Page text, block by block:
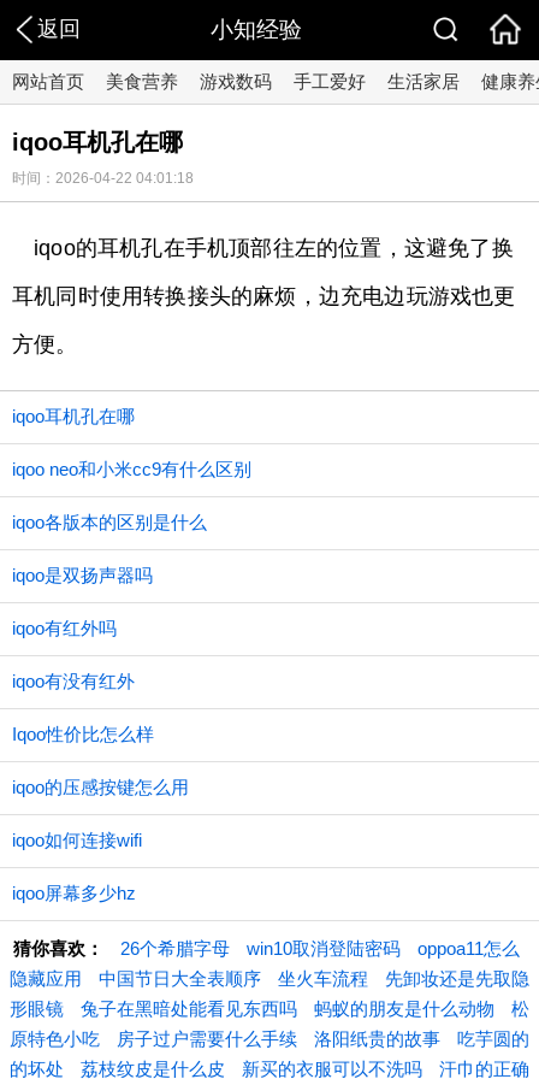
返回 小知经验
网站首页 美食营养 游戏数码 手工爱好 生活家居 健康养
iqoo耳机孔在哪
时间：2026-04-22 04:01:18
iqoo的耳机孔在手机顶部往左的位置，这避免了换
耳机同时使用转换接头的麻烦，边充电边玩游戏也更
方便。
iqoo耳机孔在哪
iqoo neo和小米cc9有什么区别
iqoo各版本的区别是什么
iqoo是双扬声器吗
iqoo有红外吗
iqoo有没有红外
Iqoo性价比怎么样
iqoo的压感按键怎么用
iqoo如何连接wifi
iqoo屏幕多少hz
猜你喜欢： 26个希腊字母 win10取消登陆密码
oppoa11怎么
隐藏应用
中国节日大全表顺序 坐火车流程
先卸妆还是先取隐
形眼镜
兔子在黑暗处能看见东西吗 蚂蚁的朋友是什么动物
松
原特色小吃
房子过户需要什么手续 洛阳纸贵的故事
吃芋圆的
的坏处
荔枝纹皮是什么皮 新买的衣服可以不洗吗 汗巾的正确